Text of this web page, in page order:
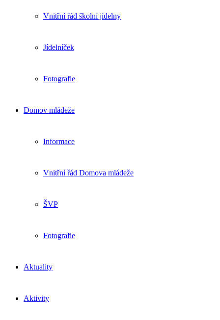
Vnitřní řád školní jídelny
Jídelníček
Fotografie
Domov mládeže
Informace
Vnitřní řád Domova mládeže
ŠVP
Fotografie
Aktuality
Aktivity